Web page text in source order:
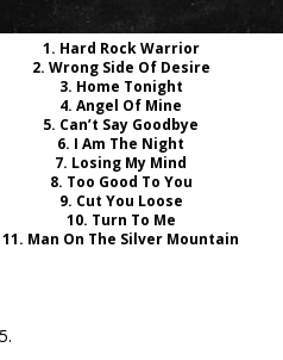
1. Hard Rock Warrior
2. Wrong Side Of Desire
3. Home Tonight
4. Angel Of Mine
5. Can’t Say Goodbye
6. I Am The Night
7. Losing My Mind
8. Too Good To You
9. Cut You Loose
10. Turn To Me
11. Man On The Silver Mountain